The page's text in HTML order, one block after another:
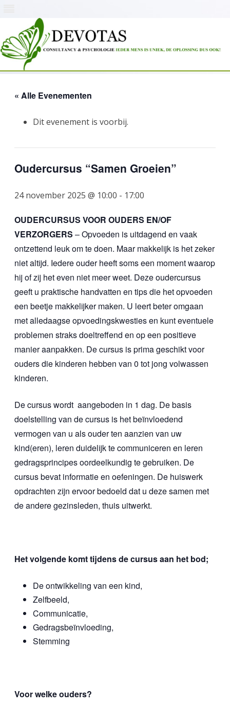
« Alle Evenementen
Dit evenement is voorbij.
Oudercursus “Samen Groeien”
24 november 2025 @ 10:00 - 17:00
OUDERCURSUS VOOR OUDERS EN/OF
VERZORGERS – Opvoeden is uitdagend en vaak
ontzettend leuk om te doen. Maar makkelijk is het zeker
niet altijd. Iedere ouder heeft soms een moment waarop
hij of zij het even niet meer weet. Deze oudercursus
geeft u praktische handvatten en tips die het opvoeden
een beetje makkelijker maken. U leert beter omgaan
met alledaagse opvoedingskwesties en kunt eventuele
problemen straks doeltreffend en op een positieve
manier aanpakken. De cursus is prima geschikt voor
ouders die kinderen hebben van 0 tot jong volwassen
kinderen.
De cursus wordt aangeboden in 1 dag. De basis
doelstelling van de cursus is het beïnvloedend
vermogen van u als ouder ten aanzien van uw
kind(eren), leren duidelijk te communiceren en leren
gedragsprincipes oordeelkundig te gebruiken. De
cursus bevat informatie en oefeningen. De huiswerk
opdrachten zijn ervoor bedoeld dat u deze samen met
de andere gezinsleden, thuis uitwerkt.
Het volgende komt tijdens de cursus aan het bod;
De ontwikkeling van een kind,
Zelfbeeld,
Communicatie,
Gedragsbeïnvloeding,
Stemming
Voor welke ouders?